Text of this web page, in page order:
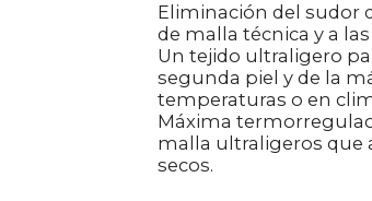
Eliminación del sudor
de malla técnica y a
Un tejido ultraligero
segunda piel y de la
temperaturas o en
Máxima
malla ultraligeros que
secos.